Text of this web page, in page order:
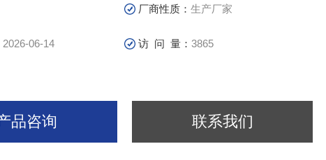
厂商性质：生产厂家
2026-06-14 访 问 量：3865
品咨询 联系我们